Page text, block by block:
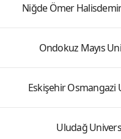
Niğde Ömer
Ondokuz Mayıs
Eskişehir Osmangazi
Uludağ